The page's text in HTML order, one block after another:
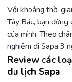
Với khoảng thời
Tây Bắc, bạn đừng
của mình. Theo
nghiệm đi Sapa 3
Review các
du lịch Sapa